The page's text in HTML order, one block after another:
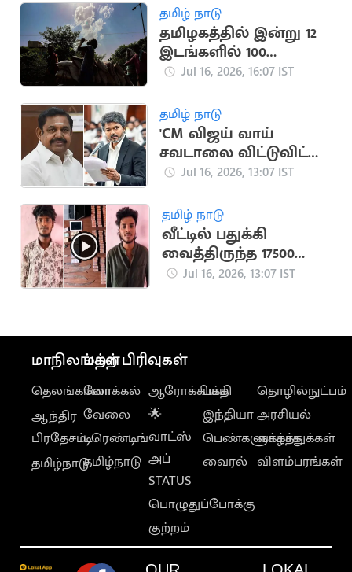
தமிழ் நாடு
தமிழகத்தில் இன்று 12
இடங்களில் 100
டிகிரியை தாண்டிய
Jul 16, 2026, 16:07 IST
தமிழ் நாடு
'CM விஜய் வாய்
சவடாலை விட்டுவிட்டு
குடிநீர் தேவையை
Jul 16, 2026, 13:07 IST
தமிழ் நாடு
வீட்டில் பதுக்கி
வைத்திருந்த 17500
போதை மாத்திரைகள்
Jul 16, 2026, 13:07 IST
மாநிலங்கள்
தெலங்கானா
ஆந்திர
பிரதேசம்
தமிழ்நாடு
மற்ற பிரிவுகள்
லோக்கல்
வேலை
டிரெண்டிங்
தமிழ்நாடு
ஆரோக்கியம்
🌟
வாட்ஸ்
அப்
STATUS
பொழுதுப்போக்கு
குற்றம்
பக்தி
இந்தியா
பெண்களுக்காக
வைரல்
தொழில்நுட்பம்
அரசியல்
வாழ்த்துக்கள்
விளம்பரங்கள்